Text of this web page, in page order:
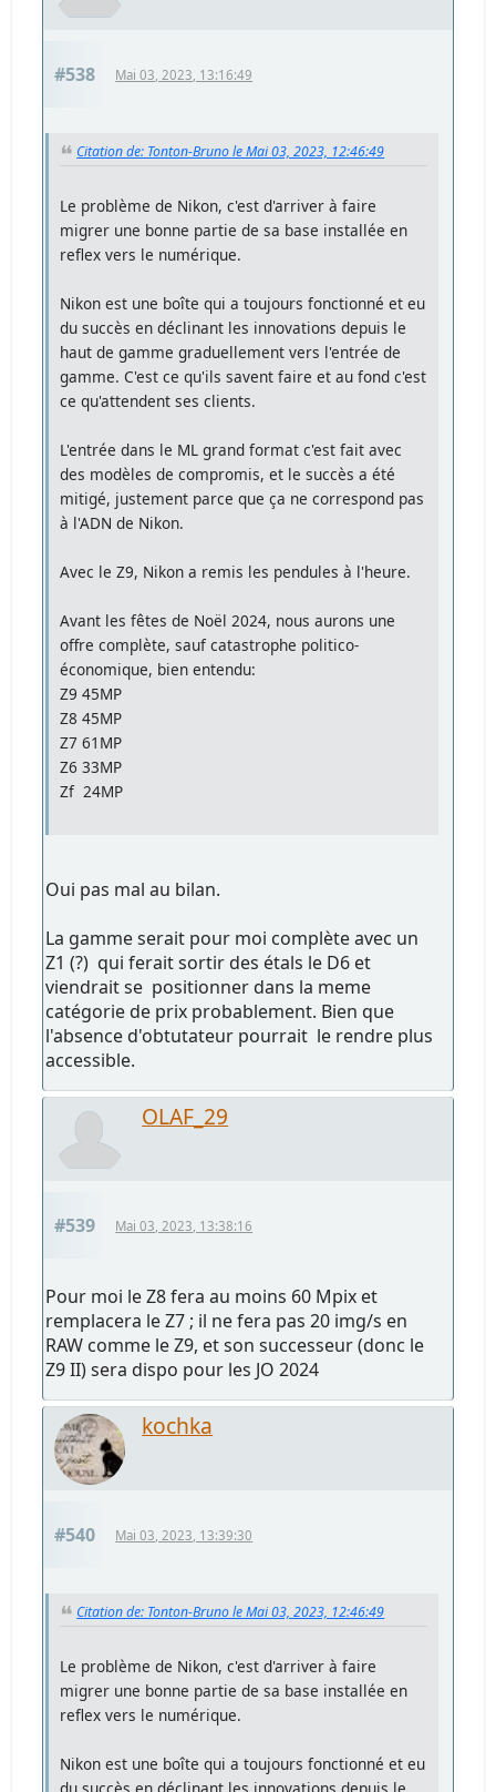
#538 Mai 03, 2023, 13:16:49
Citation de: Tonton-Bruno le Mai 03, 2023, 12:46:49
Le problème de Nikon, c'est d'arriver à faire
migrer une bonne partie de sa base installée en
reflex vers le numérique.
Nikon est une boîte qui a toujours fonctionné et eu
du succès en déclinant les innovations depuis le
haut de gamme graduellement vers l'entrée de
gamme. C'est ce qu'ils savent faire et au fond c'est
ce qu'attendent ses clients.
L'entrée dans le ML grand format c'est fait avec
des modèles de compromis, et le succès a été
mitigé, justement parce que ça ne correspond pas
à l'ADN de Nikon.
Avec le Z9, Nikon a remis les pendules à l'heure.
Avant les fêtes de Noël 2024, nous aurons une
offre complète, sauf catastrophe politico-
économique, bien entendu:
Z9 45MP
Z8 45MP
Z7 61MP
Z6 33MP
Zf 24MP
Oui pas mal au bilan.
La gamme serait pour moi complète avec un
Z1 (?) qui ferait sortir des étals le D6 et
viendrait se positionner dans la meme
catégorie de prix probablement. Bien que
l'absence d'obtutateur pourrait le rendre plus
accessible.
OLAF_29
#539 Mai 03, 2023, 13:38:16
Pour moi le Z8 fera au moins 60 Mpix et
remplacera le Z7 ; il ne fera pas 20 img/s en
RAW comme le Z9, et son successeur (donc le
Z9 II) sera dispo pour les JO 2024
kochka
#540 Mai 03, 2023, 13:39:30
Citation de: Tonton-Bruno le Mai 03, 2023, 12:46:49
Le problème de Nikon, c'est d'arriver à faire
migrer une bonne partie de sa base installée en
reflex vers le numérique.
Nikon est une boîte qui a toujours fonctionné et eu